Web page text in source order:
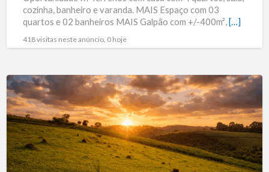
cozinha, banheiro e varanda. MAIS Espaço com 03
quartos e 02 banheiros MAIS Galpão com +/-400m²,[…]
418 visitas neste anúncio, 0 hoje
Sítio
5.5
Alqueires
à
venda
em